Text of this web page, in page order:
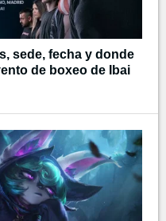
sede, fecha y donde
de boxeo de Ibai